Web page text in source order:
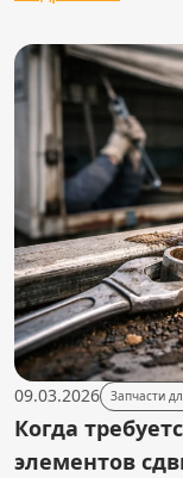
09.03.2026 Запчасти
Когда
элементов